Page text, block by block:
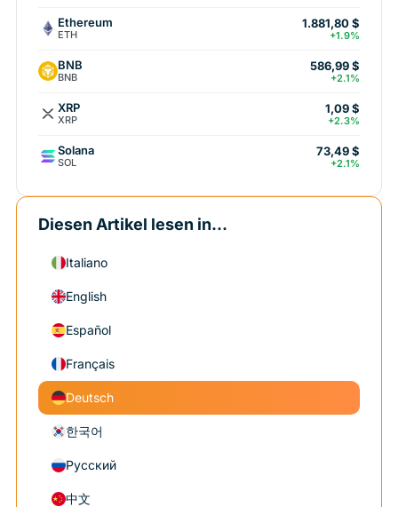
Ethereum
ETH
1.881,80 $
+1.9%
BNB
BNB
586,99 $
+2.1%
XRP
XRP
1,09 $
+2.3%
Solana
SOL
73,49 $
+2.1%
Diesen Artikel lesen in...
Italiano
English
Español
Français
Deutsch
한국어
Русский
中文